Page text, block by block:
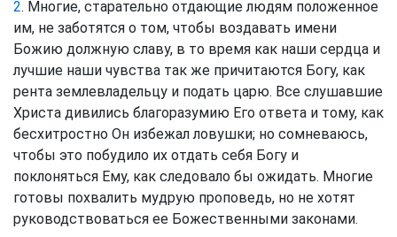
2. Многие, старательно отдающие людям положенное
им, не заботятся о том, чтобы воздавать имени
Божию должную славу, в то время как наши сердца и
лучшие наши чувства так же причитаются Богу, как
рента землевладельцу и подать царю. Все слушавшие
Христа дивились благоразумию Его ответа и тому, как
бесхитростно Он избежал ловушки; но сомневаюсь,
чтобы это побудило их отдать себя Богу и
поклоняться Ему, как следовало бы ожидать. Многие
готовы похвалить мудрую проповедь, но не хотят
руководствоваться ее Божественными законами.